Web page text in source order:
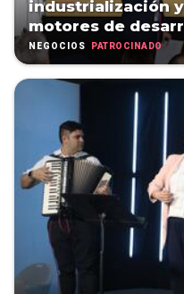
industrialización
motores de
NEGOCIOS PATROCINADO